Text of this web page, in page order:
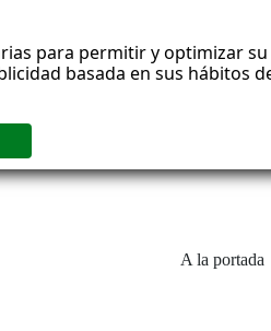
para permitir y optimizar
basada en sus hábitos
A la portada